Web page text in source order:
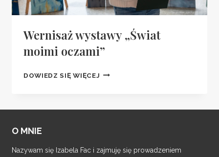
Wernisaż wystawy „Świat
moimi oczami”
DOWIEDZ SIĘ WIĘCEJ WERNISAŻ
MOIMI
O MNIE
Nazywam się Izabela Fac i zajmuję się prowadzeniem